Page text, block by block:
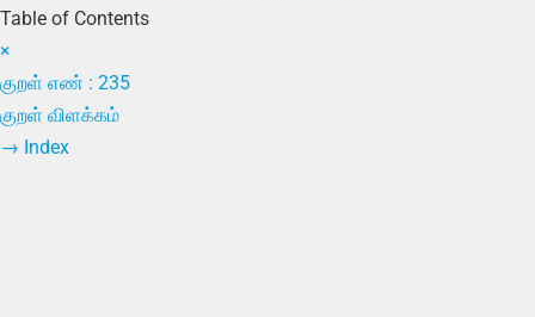
Table of Contents
×
குறள் எண் : 235
குறள் விளக்கம்
→ Index